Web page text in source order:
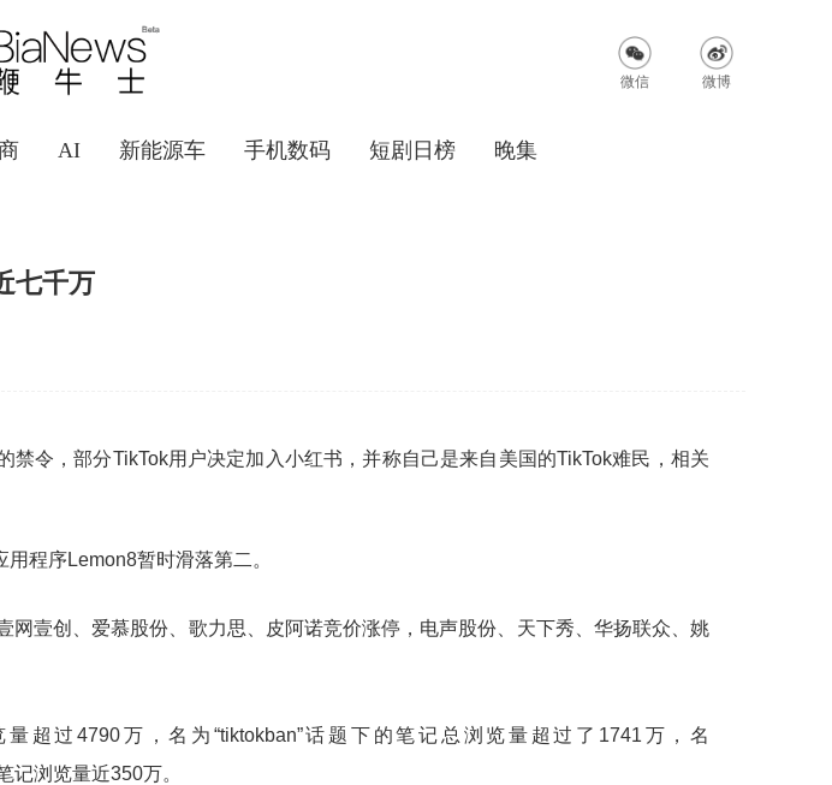
微信 微博
AI 新能源车 手机数码 短剧日榜 晚集
七千万
令，部分TikTok用户决定加入小红书，并称自己是来自美国的TikTok难民，相关
程序Lemon8暂时滑落第二。
网壹创、爱慕股份、歌力思、皮阿诺竞价涨停，电声股份、天下秀、华扬联众、姚
超过4790万，名为“tiktokban”话题下的笔记 总浏览量超过了1741万，名
记浏览量近350万。